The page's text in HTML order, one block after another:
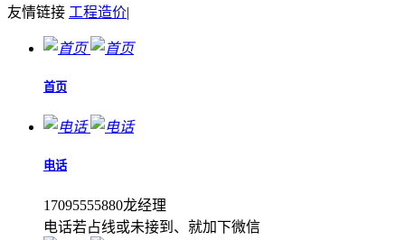
友情链接 工程造价|
首页
电话
17095555880龙经理
电话若占线或未接到、就加下微信